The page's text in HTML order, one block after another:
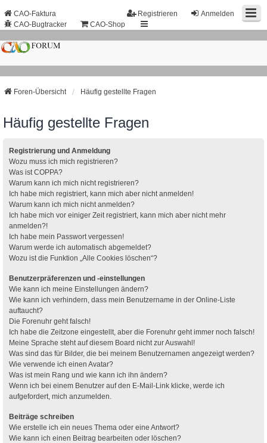
Anmelden
Registrieren
CAO-Faktura
CAO-Bugtracker
CAO-Shop
Foren-Übersicht Häufig gestellte Fragen
Häufig gestellte Fragen
Registrierung und Anmeldung
Wozu muss ich mich registrieren?
Was ist COPPA?
Warum kann ich mich nicht registrieren?
Ich habe mich registriert, kann mich aber nicht anmelden!
Warum kann ich mich nicht anmelden?
Ich habe mich vor einiger Zeit registriert, kann mich aber nicht mehr
anmelden?!
Ich habe mein Passwort vergessen!
Warum werde ich automatisch abgemeldet?
Wozu ist die Funktion „Alle Cookies löschen“?
Benutzerpräferenzen und -einstellungen
Wie kann ich meine Einstellungen ändern?
Wie kann ich verhindern, dass mein Benutzername in der Online-Liste
auftaucht?
Die Forenuhr geht falsch!
Ich habe die Zeitzone eingestellt, aber die Forenuhr geht immer noch falsch!
Meine Sprache steht auf diesem Board nicht zur Auswahl!
Was sind das für Bilder, die bei meinem Benutzernamen angezeigt werden?
Wie verwende ich einen Avatar?
Was ist mein Rang und wie kann ich ihn ändern?
Wenn ich bei einem Benutzer auf den E-Mail-Link klicke, werde ich
aufgefordert, mich anzumelden.
Beiträge schreiben
Wie erstelle ich ein neues Thema oder eine Antwort?
Wie kann ich einen Beitrag bearbeiten oder löschen?